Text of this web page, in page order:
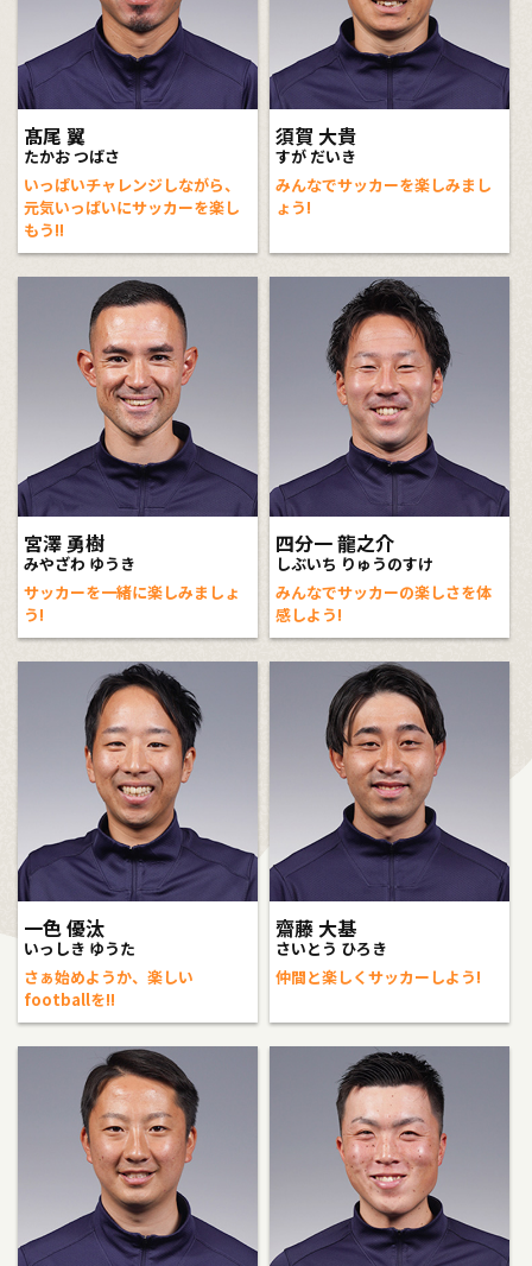
髙尾 翼
たかお つばさ
いっぱいチャレンジしながら、
元気いっぱいにサッカーを楽し
もう!!
須賀 大貴
すが だいき
みんなでサッカーを楽しみまし
ょう!
宮澤 勇樹
みやざわ ゆうき
サッカーを一緒に楽しみましょ
う!
四分一 龍之介
しぶいち りゅうのすけ
みんなでサッカーの楽しさを体
感しよう!
一色 優汰
いっしき ゆうた
さぁ始めようか、楽しい
footballを!!
齋藤 大基
さいとう ひろき
仲間と楽しくサッカーしよう!